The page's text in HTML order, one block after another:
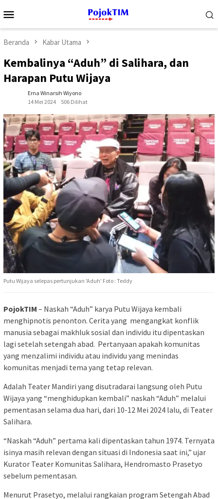
ke
Mobile
Beranda Kabar Utama
Kembalinya “Aduh” di Salihara, dan
Harapan Putu Wijaya
Erna Winarsih Wiyono
14 Mei 2024
506 Dilihat
Putu Wijaya selepas pertunjukan 'Aduh' Foto : Teddy
PojokTIM – Naskah “Aduh” karya Putu Wijaya kembali
menghipnotis penonton. Cerita yang mengangkat konflik
manusia sebagai makhluk sosial dan individu itu dipentaskan
lagi setelah setengah abad. Pertanyaan apakah komunitas
yang menzalimi individu atau individu yang menindas
komunitas menjadi tema yang tetap relevan.
Adalah Teater Mandiri yang disutradarai langsung oleh Putu
Wijaya yang “menghidupkan kembali” naskah “Aduh” melalui
pementasan selama dua hari, dari 10-12 Mei 2024 lalu, di Teater
Salihara.
“Naskah “Aduh” pertama kali dipentaskan tahun 1974. Ternyata
isinya masih relevan dengan situasi di Indonesia saat ini,” ujar
Kurator Teater Komunitas Salihara, Hendromasto Prasetyo
sebelum pementasan.
Menurut Prasetyo, melalui rangkaian program Setengah Abad